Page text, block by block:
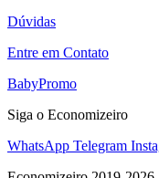
Dúvidas
Entre em Contato
BabyPromo
Siga o Economizeiro
WhatsApp Telegram